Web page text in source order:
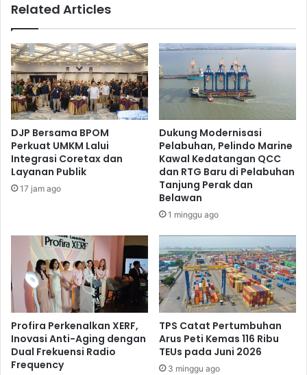
h
k
i
t
,
S
a
m
s
a
M
i
n
K
o
t
a
B
u
k
M
i
J
a
t
i
S
a
n
t
u
s
a
n
A
n
a
Related Articles
DJP Bersama BPOM
Perkuat UMKM Lalui
Integrasi Coretax dan
Layanan Publik
17 jam ago
Dukung Modernisasi
Pelabuhan, Pelindo Marine
Kawal Kedatangan QCC
dan RTG Baru di Pelabuhan
Tanjung Perak dan
Belawan
1 minggu ago
Profira Perkenalkan XERF,
Inovasi Anti-Aging dengan
Dual Frekuensi Radio
Frequency
TPS Catat Pertumbuhan
Arus Peti Kemas 116 Ribu
TEUs pada Juni 2026
3 minggu ago